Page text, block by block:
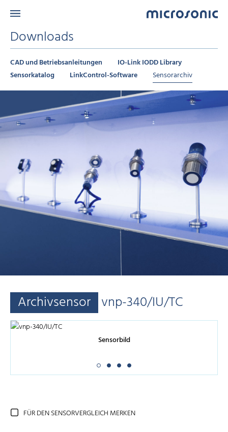
Downloads
CAD und Betriebsanleitungen
IO-Link IODD Library
Sensorkatalog
LinkControl-Software Sensorarchiv
Archivsensor vnp-340/IU/TC
Sensorbild
FÜR DEN SENSORVERGLEICH MERKEN